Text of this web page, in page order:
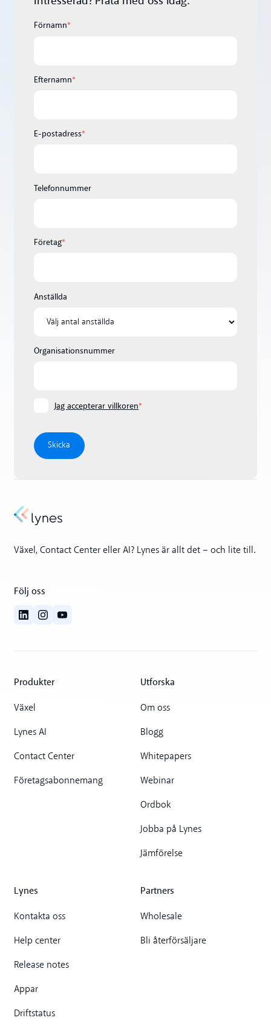
Förnamn*
Efternamn*
E-postadress*
Telefonnummer
Företag*
Anställda
Organisationsnummer
Jag accepterar villkoren*
Växel, Contact Center eller AI? Lynes är allt det – och lite till.
Följ oss
Produkter
Växel
Lynes AI
Contact Center
Företagsabonnemang
Utforska
Om oss
Blogg
Whitepapers
Webinar
Ordbok
Jobba på Lynes
Jämförelse
Lynes
Kontakta oss
Help center
Release notes
Appar
Driftstatus
Partners
Wholesale
Bli återförsäljare